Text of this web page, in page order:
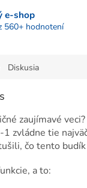
e-shop
560+ hodnotení
Diskusia
zaujímavé
zvládne tie
čo tento
a to: